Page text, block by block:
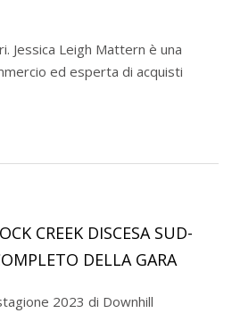
ed esperta di acquisti
CREEK DISCESA SUD-
DELLA GARA
2023 di Downhill